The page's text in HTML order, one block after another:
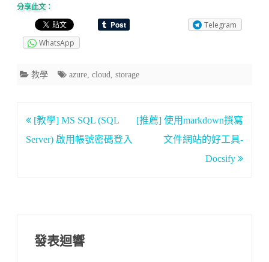
分享此文：
Telegram
WhatsApp
教學 azure, cloud, storage
文
章
[教學] MS SQL (SQL
Server) 啟用帳號密碼登入
[推薦] 使用markdown撰寫
文件網站的好工具-
Docsify
發表迴響